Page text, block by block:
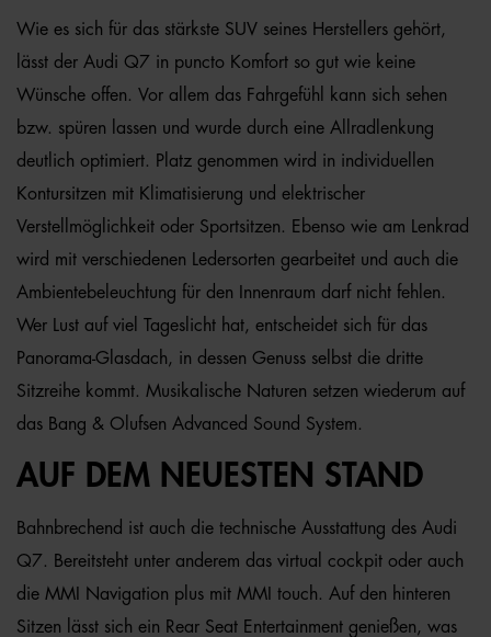
Wie es sich für das stärkste SUV seines Herstellers gehört,
lässt der Audi Q7 in puncto Komfort so gut wie keine
Wünsche offen. Vor allem das Fahrgefühl kann sich sehen
bzw. spüren lassen und wurde durch eine Allradlenkung
deutlich optimiert. Platz genommen wird in individuellen
Kontursitzen mit Klimatisierung und elektrischer
Verstellmöglichkeit oder Sportsitzen. Ebenso wie am Lenkrad
wird mit verschiedenen Ledersorten gearbeitet und auch die
Ambientebeleuchtung für den Innenraum darf nicht fehlen.
Wer Lust auf viel Tageslicht hat, entscheidet sich für das
Panorama-Glasdach, in dessen Genuss selbst die dritte
Sitzreihe kommt. Musikalische Naturen setzen wiederum auf
das Bang & Olufsen Advanced Sound System.
AUF DEM NEUESTEN STAND
Bahnbrechend ist auch die technische Ausstattung des Audi
Q7. Bereitsteht unter anderem das virtual cockpit oder auch
die MMI Navigation plus mit MMI touch. Auf den hinteren
Sitzen lässt sich ein Rear Seat Entertainment genießen, was